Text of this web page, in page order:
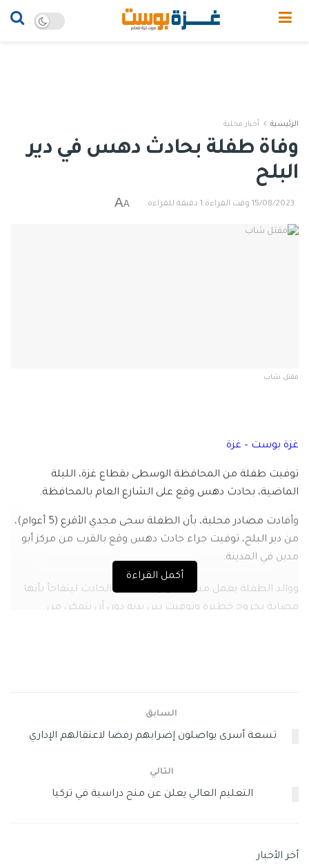
الرئيسية أخبار محلية
وفاة طفلة بحادث دهس في دير
البلح
15/08/2023 وقت القراءة:1 دقيقة للقراءة A
A
مقتل شاب
غزة بوست – غزة
توفيت طفلة من المحافظة الوسطى بقطاع غزة، الليلة
الماضية، بحادث دهس وقع على الشارع العام بالمحافظة.
وأفادت مصادر محلية، بأن الطفلة سجى مجدي الأقرع (5 أعوام)،
من دير البلح، توفيت جراء حادث دهس وقع بالقرب من مركز أبو
مدين في المدينة.
ووالد الطفلة يعمل مسعفاً وتوجه لمكان الحادث ليتفاجأ بأنها
مصابة بجروح خطيرة وتوفيت بين يديه دون أن يتمكن من
أكمل القراءة
السابق
تسعة أسرى يواصلون إضرابهم رفضا لاعتقالهم الإداري
التالي
التعليم العالي يعلن عن منح دراسية في تركيا
أخر الأخبار